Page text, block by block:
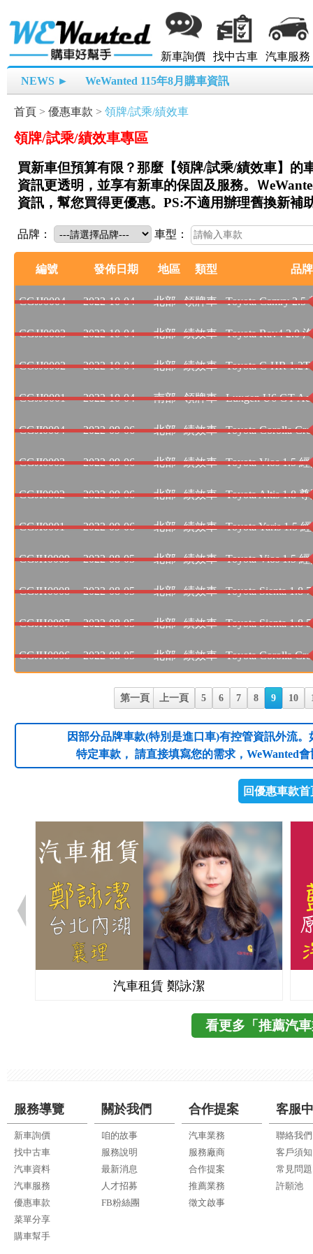
新車詢價 找中古車 汽車服務
NEWS ► WeWanted 115年8月購車資訊
首頁 > 優惠車款 > 領牌/試乘/績效車
領牌/試乘/績效車專區
買新車但預算有限？那麼【領牌/試乘/績效車】的
資訊更透明，並享有新車的保固及服務。Ｗ
資訊，幫您買得更優惠。PS:不適用辦理舊換新補
品牌： 車型：
編號 發佈日期 地區 類型 品
CGJJ0004 2022-10-04 北部 領牌車 Toyota Camry 2.5
CGJJ0003 2022-10-04 北部 績效車 Toyota Rav4 2.0
CGJJ0002 2022-10-04 北部 績效車 Toyota C-HR
CGJJ0001 2022-10-04 南部 領牌車 Luxgen U6 GT
CGJI0004 2022-09-06 北部 績效車 Toyota Corolla
CGJI0003 2022-09-06 北部 績效車 Toyota Vios 1.5
CGJI0002 2022-09-06 北部 績效車 Toyota Altis 1.8
CGJI0001 2022-09-06 北部 績效車 Toyota Yaris 1.5
CGJH0009 2022-08-05 北部 績效車 Toyota Vios 1.5
CGJH0008 2022-08-05 北部 績效車 Toyota Sienta 1.8
CGJH0007 2022-08-05 北部 績效車 Toyota Sienta 1.8
CGJH0006 2022-08-05 北部 績效車 Toyota Corolla
第一頁 上一頁 5 6 7 8 9 10
因部分品牌車款(特別是進口車)有控管資訊外流
特定車款， 請直接填寫您的需求，WeWanted
回優惠車款首
汽車租賃 鄭詠潔
看更多「推薦汽
服務導覽
新車詢價
找中古車
汽車資料
汽車服務
優惠車款
菜單分享
購車幫手
關於我們
咱的故事
服務說明
最新消息
人才招募
FB粉絲團
合作提案
汽車業務
服務廠商
合作提案
推薦業務
徵文啟事
客服
聯絡我們
客戶須知
常見問題
許願池